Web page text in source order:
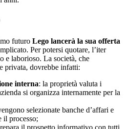
futuro Lego lancerà la sua offerta
Per potersi quotare, l’iter
e laborioso. La società, che
privata, dovrebbe infatti:
interna: la proprietà valuta i
si organizza internamente per la
selezionate banche d’affari e
il processo;